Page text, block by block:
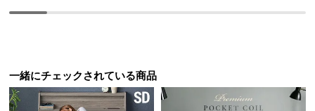
つ
い
グレー×ホワイ
ト
サンドベージ
ュ
一緒にチェックされている商品